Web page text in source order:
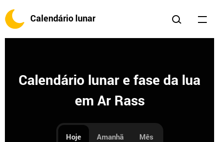
Calendário lunar
Calendário lunar e fase da lua
em Ar Rass
Hoje Amanhã Mês